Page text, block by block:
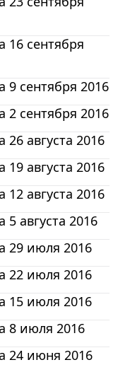
сентября
сентября 2016
сентября 2016
августа 2016
августа 2016
августа 2016
августа 2016
29 июля 2016
22 июля 2016
15 июля 2016
8 июля 2016
24 июня 2016